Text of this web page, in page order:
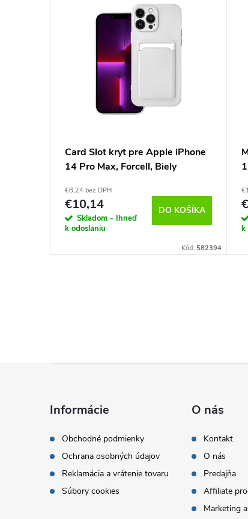
Card Slot kryt pre Apple iPhone
14 Pro Max, Forcell, Biely
€8,24 bez DPH
€10,14
Skladom - Ihneď
k odoslaniu
DO KOŠÍKA
Kód: 582394
k
Informácie
Obchodné podmienky
Ochrana osobných údajov
Reklamácia a vrátenie tovaru
Súbory cookies
O nás
Kontakt
O nás
Predajňa
Affiliate
Marketing